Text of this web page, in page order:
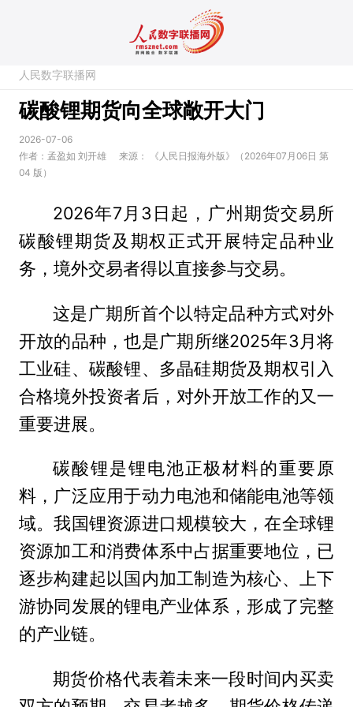
人民数字联播网
碳酸锂期货向全球敞开大门
2026-07-06
作者：孟盈如 刘开雄
来源：
《人民日报海外版》（2026年07月06日 第
04 版）
2026年7月3日起，广州期货交易所
碳酸锂期货及期权正式开展特定品种业
务，境外交易者得以直接参与交易。
这是广期所首个以特定品种方式对外
开放的品种，也是广期所继2025年3月将
工业硅、碳酸锂、多晶硅期货及期权引入
合格境外投资者后，对外开放工作的又一
重要进展。
碳酸锂是锂电池正极材料的重要原
料，广泛应用于动力电池和储能电池等领
域。我国锂资源进口规模较大，在全球锂
资源加工和消费体系中占据重要地位，已
逐步构建起以国内加工制造为核心、上下
游协同发展的锂电产业体系，形成了完整
的产业链。
期货价格代表着未来一段时间内买卖